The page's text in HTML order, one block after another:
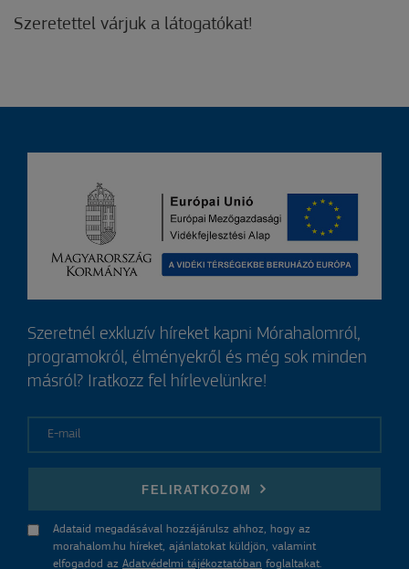
Szeretettel várjuk a látogatókat!
Szeretnél exkluzív híreket kapni Mórahalomról,
programokról, élményekről és még sok minden
másról? Iratkozz fel hírlevelünkre!
FELIRATKOZOM
Adataid megadásával hozzájárulsz ahhoz, hogy az
morahalom.hu híreket, ajánlatokat küldjön, valamint
elfogadod az Adatvédelmi tájékoztatóban foglaltakat.